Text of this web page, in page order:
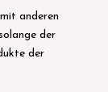
anderen
der
der